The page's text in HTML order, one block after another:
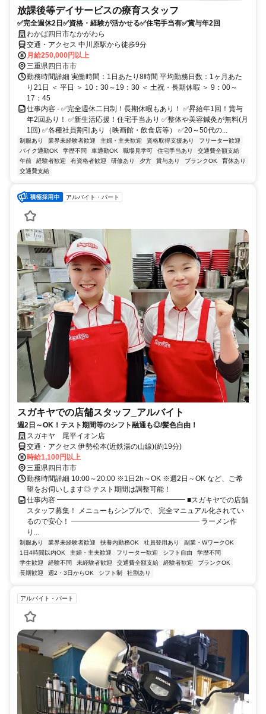
放課後等デイサービスの療育スタッフ
✅完全週休2日✅資格・経験が活かせる✅住宅手当有✅賞与年2回
わかば四日市なかがわら
交通・アクセス 中川原駅から徒歩9分
月給250,000円以上
三重県四日市市
勤務時間詳細 実働時間：1日あたり8時間 平均勤務日数：1ヶ月あた
り21日 ＜ 平日 ＞ 10：30～19：30 ＜ 土祝・長期休暇 ＞ 9：00～
17：45
仕事内容 - ✅完全週休二日制！長期休暇もあり！ ✅昇給年1回！賞与
年2回あり！ ✅新生活応援！住宅手当あり ✅整体や美容鍼灸が無料(月
1回) ✅各種社員割引あり（映画館・飲食店等） ✅20～50代の...
制服あり 業界未経験者歓迎 主婦・主夫歓迎 資格取得支援あり
フリーター歓迎
バイク通勤OK
学歴不問 車通勤OK 職場見学可 住宅手当あり
交通費全額支給
午前
経験者歓迎 有資格者歓迎 研修あり 夕方 賞与あり ブランクOK
育休あり
交通費支給
アルバイト・パート
スガキヤでの店舗スタッフ_アルバイト
週2日～OK！テスト期間等のシフト融通も◎/髪色自由！
スガキヤ 尾平イオン店
交通・アクセス 伊勢松本(近鉄湯の山線)(約19分)
時給1,100円以上
三重県四日市市
勤務時間詳細 10:00～20:00 ※1日2h～OK ※週2日～OK など、ご希
望をお伺いします◎ テスト期間は調整可能！
仕事内容 ━━━━━━━━━━━━━━━━━━ ■スガキヤでの店舗
スタッフ募集！ メニューもシンプルで、 完全マニュアル化されてい
るので安心！ ━━━━━━━━━━━━━━━━━━ ラーメン作
り...
制服あり 業界未経験者歓迎 扶養内勤務OK 社員登用あり
副業・WワークOK
1日4時間以内OK
主婦・主夫歓迎 フリーター歓迎 シフト自由
学歴不問
学生歓迎
経験不問 未経験者歓迎 交通費全額支給 経験者歓迎
ブランクOK
長期歓迎
週2・3日からOK シフト制 社割あり
アルバイト・パート